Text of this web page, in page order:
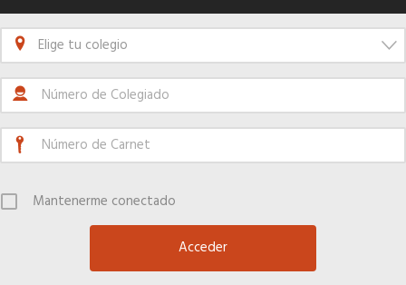
Elige tu colegio
Mantenerme conectado